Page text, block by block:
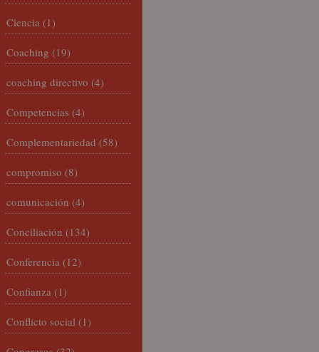
Ciencia (1)
Coaching (19)
coaching directivo (4)
Competencias (4)
Complementariedad (58)
compromiso (8)
comunicación (4)
Conciliación (134)
Conferencia (12)
Confianza (1)
Conflicto social (1)